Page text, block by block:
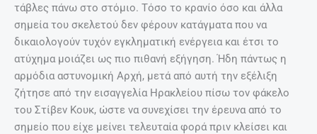
τάβλες πάνω στο στόμιο. Τόσο το κρανίο όσο και άλλα
σημεία του σκελετού δεν φέρουν κατάγματα που να
δικαιολογούν τυχόν εγκληματική ενέργεια και έτσι το
ατύχημα μοιάζει ως πιο πιθανή εξήγηση. Ήδη πάντως η
αρμόδια αστυνομική Αρχή, μετά από αυτή την εξέλιξη
ζήτησε από την εισαγγελία Ηρακλείου πίσω τον φάκελο
του Στίβεν Κουκ, ώστε να συνεχίσει την έρευνα από το
σημείο που είχε μείνει τελευταία φορά πριν κλείσει και